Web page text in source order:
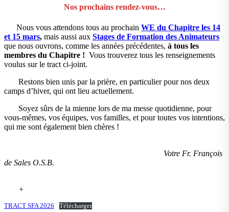
Nos prochains rendez-vous…
Nous vous attendons tous au prochain WE du Chapitre les 14
et 15 mars, mais aussi aux Stages de Formation des Animateurs
que nous ouvrons, comme les années précédentes, à tous les
membres du Chapitre ! Vous trouverez tous les renseignements
voulus sur le tract ci-joint.
Restons bien unis par la prière, en particulier pour nos deux
camps d’hiver, qui ont lieu actuellement.
Soyez sûrs de la mienne lors de ma messe quotidienne, pour
vous-mêmes, vos équipes, vos familles, et pour toutes vos intentions,
qui me sont également bien chères !
Votre Fr. François
de Sales O.S.B.
+
TRACT SFA 2026 Télécharger